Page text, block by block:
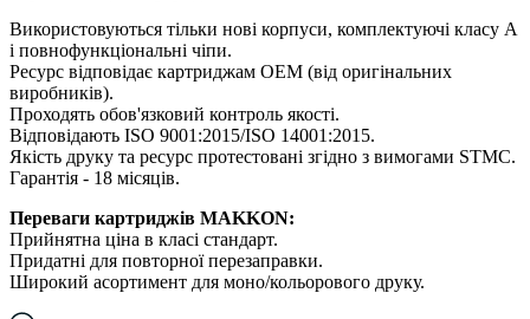
Використовуються тільки нові корпуси, комплектуючі класу А
і повнофункціональні чіпи.
Ресурс відповідає картриджам ОЕМ (від оригінальних
виробників).
Проходять обов'язковий контроль якості.
Відповідають ISO 9001:2015/ISO 14001:2015.
Якість друку та ресурс протестовані згідно з вимогами STMC.
Гарантія - 18 місяців.
Переваги картриджів MAKKON:
Прийнятна ціна в класі стандарт.
Придатні для повторної перезаправки.
Широкий асортимент для моно/кольорового друку.